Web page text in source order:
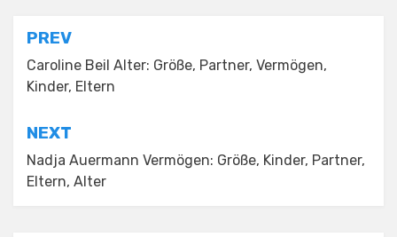
Post
navigation
PREV
Caroline Beil Alter: Größe, Partner, Vermögen,
Kinder, Eltern
NEXT
Nadja Auermann Vermögen: Größe, Kinder, Partner,
Eltern, Alter